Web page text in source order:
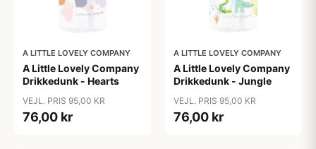
A LITTLE LOVELY COMPANY
A Little Lovely Company
Drikkedunk - Hearts
VEJL. PRIS 95,00 KR
76,00 kr
A LITTLE LOVELY COMPANY
A Little Lovely Company
Drikkedunk - Jungle
VEJL. PRIS 95,00 KR
76,00 kr